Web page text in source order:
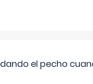
el pecho